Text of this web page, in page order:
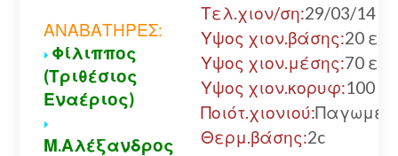
ΑΝΑΒΑΤΗΡΕΣ:
Φίλιππος
(Τριθέσιος
Εναέριος)
Μ.Αλέξανδρος
Τελ.χιον/ση:29/03/14
Υψος χιον.βάσης:20 εκ.
Υψος χιον.μέσης:70 εκ.
Υψος χιον.κορυφ:100
Ποιότ.χιονιού:
Θερμ.βάσης:2c